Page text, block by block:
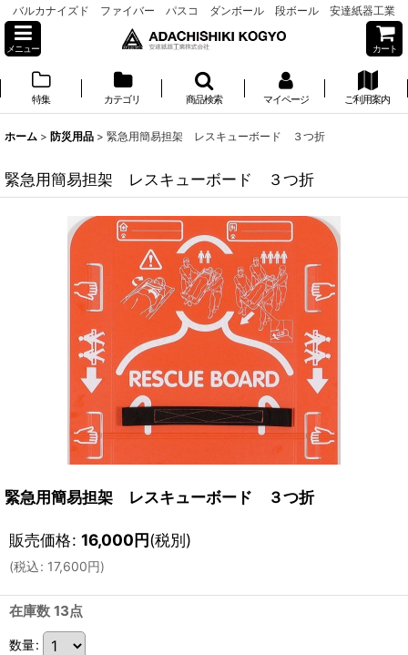
バルカナイズド ファイバー パスコ ダンボール 段ボール 安達紙器工業
メニュー カート
特集 カテゴリ 商品検索 マイページ ご利用案内
ホーム > 防災用品 > 緊急用簡易担架 レスキューボード ３つ折
緊急用簡易担架 レスキューボード ３つ折
緊急用簡易担架 レスキューボード ３つ折
販売価格: 16,000円(税別)
(税込: 17,600円)
在庫数 13点
数量: